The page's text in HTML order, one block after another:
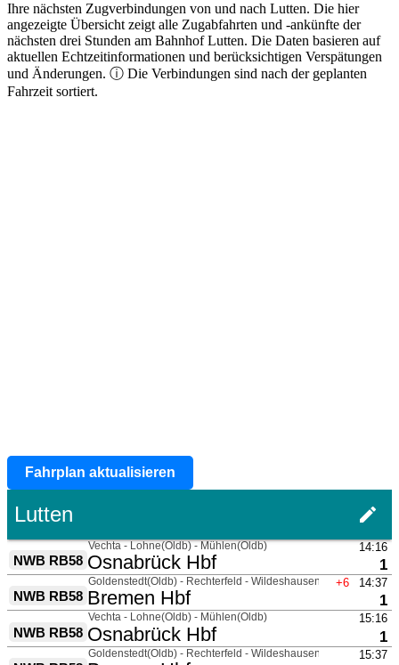
Ihre nächsten Zugverbindungen von und nach Lutten. Die hier
angezeigte Übersicht zeigt alle Zugabfahrten und -ankünfte der
nächsten drei Stunden am Bahnhof Lutten. Die Daten basieren auf
aktuellen Echtzeitinformationen und berücksichtigen Verspätungen
und Änderungen. ⓘ Die Verbindungen sind nach der geplanten
Fahrzeit sortiert.
Fahrplan aktualisieren